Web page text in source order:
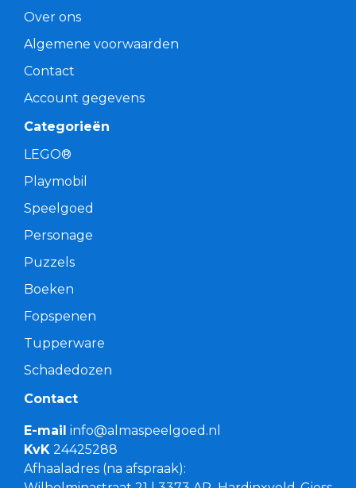
Over ons
Algemene voorwaarden
Contact
Account gegevens
Categorieën
LEGO®
Playmobil
Speelgoed
Personage
Puzzels
Boeken
Fopspenen
Tupperware
Schadedozen
Contact
E-mail info@almaspeelgoed.nl
KvK 24425288
Afhaaladres (na afspraak):